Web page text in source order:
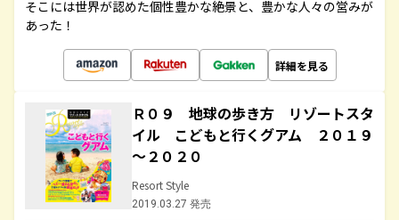
そこには世界が認めた個性豊かな絶景と、豊かな人々の営みが
あった！
詳細を見る
Ｒ０９ 地球の歩き方 リゾートスタ
イル こどもと行くグアム ２０１９
～２０２０
Resort Style
2019.03.27 発売